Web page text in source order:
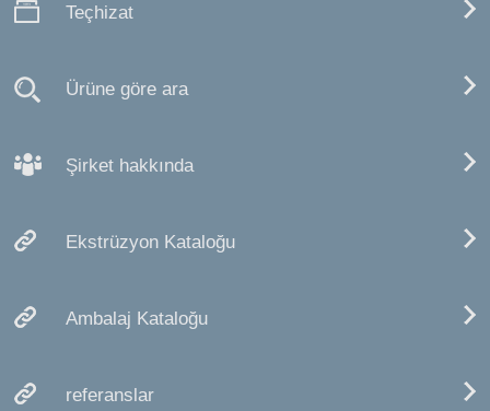
Teçhizat
Ürüne göre ara
Şirket hakkında
Ekstrüzyon Kataloğu
Ambalaj Kataloğu
referanslar